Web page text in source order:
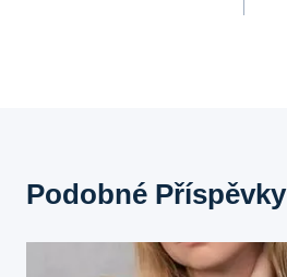
Podobné Příspěvky